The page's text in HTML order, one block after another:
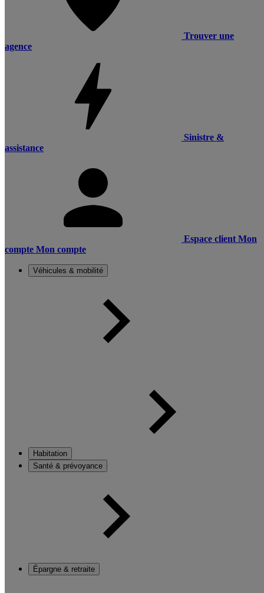
Trouver une
agence
Sinistre &
assistance
Espace client Mon
compte Mon compte
Véhicules & mobilité
Habitation
Santé & prévoyance
Épargne & retraite